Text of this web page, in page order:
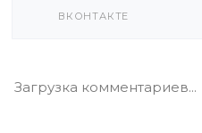
ВКОНТАКТЕ
Загрузка комментариев...